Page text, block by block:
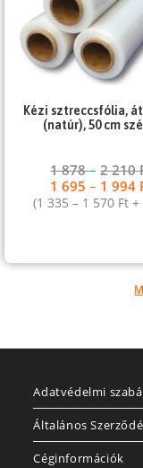
Kézi sztreccsfólia,
(natúr), 50 cm
1 878–2 210
1 695– 1 994
(1 335– 1 570 Ft +
Adatvédelmi
Általános
Céginformációk